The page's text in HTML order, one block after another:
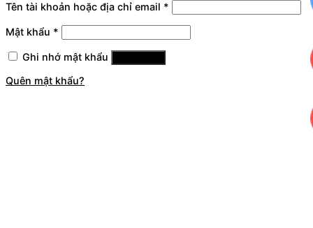
Tên tài khoản hoặc địa chỉ email *
Mật khẩu *
Ghi nhớ mật khẩu
Quên mật khẩu?